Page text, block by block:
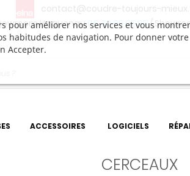
contact@coudre-toujours-
Haguenau 06 30 85 05 95/
pour améliorer nos services et vous montrer
habitudes de navigation. Pour donner votre
Accepter.
ACCESSOIRES LOGICIELS
CERCEAUX